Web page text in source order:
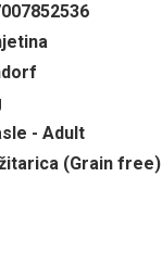
- Adult
(Grain free)